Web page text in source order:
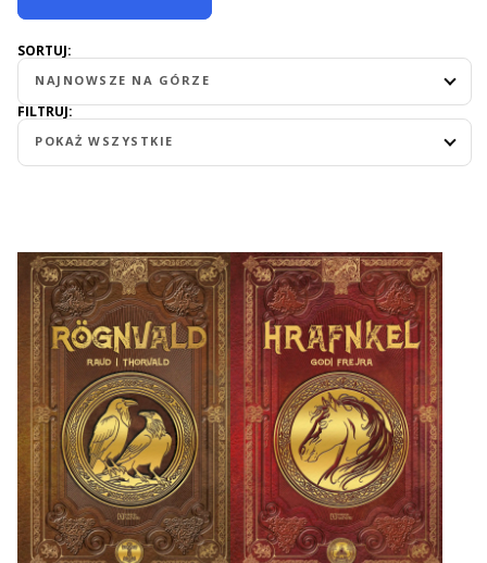
SORTUJ:
NAJNOWSZE NA GÓRZE
FILTRUJ:
POKAŻ WSZYSTKIE